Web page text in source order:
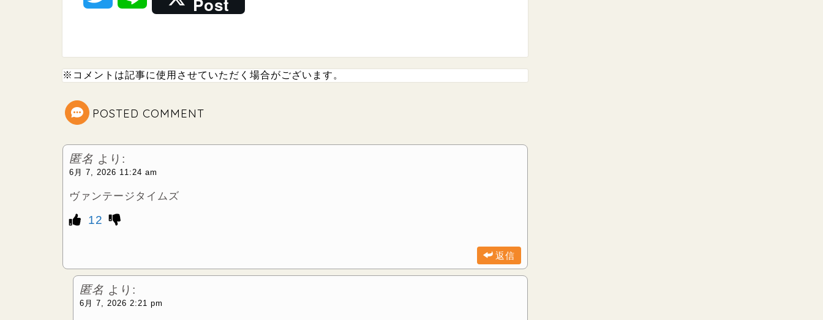
t
t
r
e
Post
※コメントは記事に使用させていただく場合がございます。
POSTED COMMENT
匿名 より:
6月 7, 2026 11:24 am
ヴァンテージタイムズ
12
返信
匿名 より:
6月 7, 2026 2:21 pm